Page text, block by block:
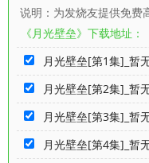
说明：为发烧友提供免费
《月光壁垒》下载地址：
月光壁垒[第1集]_暂
月光壁垒[第2集]_暂
月光壁垒[第3集]_暂
月光壁垒[第4集]_暂